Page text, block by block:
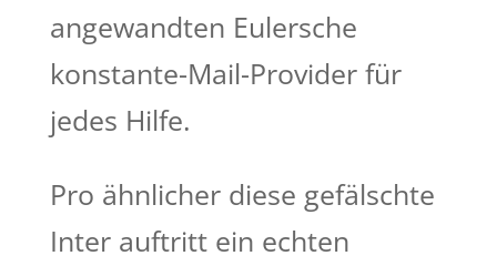
angewandten Eulersche
konstante-Mail-Provider für
jedes Hilfe.
Pro ähnlicher diese gefälschte
Inter auftritt ein echten